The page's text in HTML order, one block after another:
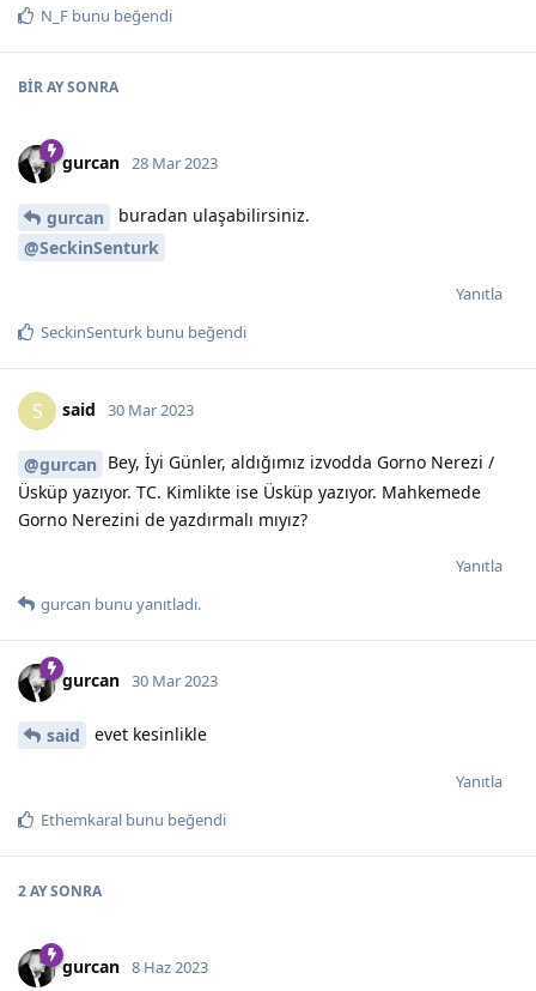
N_F bunu beğendi
BIR AYSONRA
gurcan 28 Mar 2023
gurcan
buradan ulaşabilirsiniz.
@SeckinSenturk
Yanıtla
SeckinSenturk bunu beğendi
S said 30 Mar 2023
@gurcan Bey, İyi Günler, aldığımız izvodda Gorno Nerezi /
Üsküp yazıyor. TC. Kimlikte ise Üsküp yazıyor. Mahkemede
Gorno Nerezini de yazdırmalı mıyız?
Yanıtla
gurcan bunu yanıtladı.
gurcan 30 Mar 2023
said evet kesinlikle
Yanıtla
Ethemkaral bunu beğendi
2 AYSONRA
gurcan 8 Haz 2023